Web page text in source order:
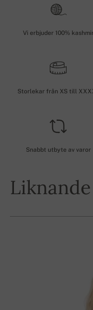
Vi erbjuder 100% kashmir
Storlekar från XS till
Snabbt utbyte av varor